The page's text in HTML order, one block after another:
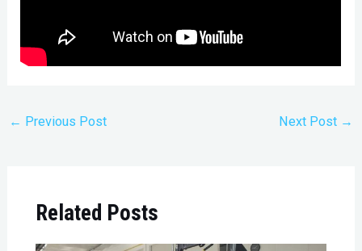
← Previous Post Next Post →
Related Posts